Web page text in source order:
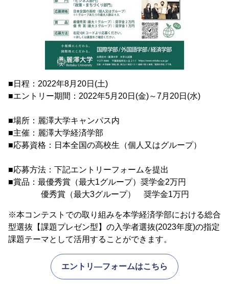
■日程：2022年8月20日(土)
■エントリー期間：2022年5月20日(金)～7月20日(水)
■場所：麗澤大学キャンパス内
■主催：麗澤大学経済学部
■応募資格：日本全国の高校生（個人又はグループ）
■応募方法：下記エントリーフォームを提出
■賞品：最優秀賞（最大1グループ）奨学金2万円
優秀賞（最大3グループ） 奨学金1万円
※本コンテストでの取り組みを本学経済学部における総合
型選抜【課題プレゼン型】の入学者選抜(2023年度)の指定
課題テーマとして活用することができます。
エントリ―フォームはこちら